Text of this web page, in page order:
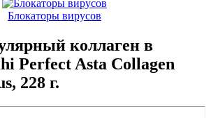
Блокаторы вирусов
коллаген в
Perfect Asta Collagen
228 г.